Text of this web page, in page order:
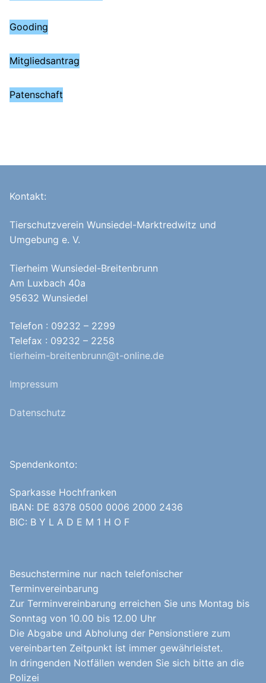
Gooding
Mitgliedsantrag
Patenschaft
Kontakt:
Tierschutzverein Wunsiedel-Marktredwitz und
Umgebung e. V.
Tierheim Wunsiedel-Breitenbrunn
Am Luxbach 40a
95632 Wunsiedel
Telefon : 09232 – 2299
Telefax : 09232 – 2258
tierheim-breitenbrunn@t-online.de
Impressum
Datenschutz
Spendenkonto:
Sparkasse Hochfranken
IBAN: DE 8378 0500 0006 2000 2436
BIC: B Y L A D E M 1 H O F
Besuchstermine nur nach telefonischer
Terminvereinbarung
Zur Terminvereinbarung erreichen Sie uns Montag bis
Sonntag von 10.00 bis 12.00 Uhr
Die Abgabe und Abholung der Pensionstiere zum
vereinbarten Zeitpunkt ist immer gewährleistet.
In dringenden Notfällen wenden Sie sich bitte an die
Polizei